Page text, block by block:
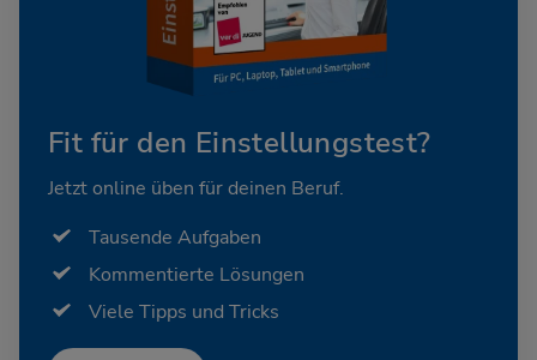
Fit für den Einstellungstest?
Jetzt online üben für deinen Beruf.
Tausende Aufgaben
Kommentierte Lösungen
Viele Tipps und Tricks